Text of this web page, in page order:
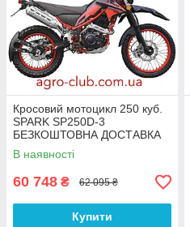
Кросовий мотоцикл 250 куб.
SPARK SP250D-3
БЕЗКОШТОВНА ДОСТАВКА
В наявності
60 748 ₴ 62 095 ₴
Купити